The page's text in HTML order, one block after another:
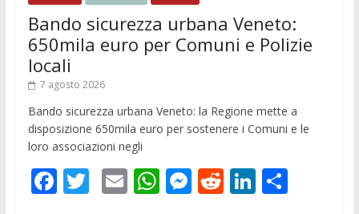
Bando sicurezza urbana Veneto:
650mila euro per Comuni e Polizie
locali
7 agosto 2026
Bando sicurezza urbana Veneto: la Regione mette a
disposizione 650mila euro per sostenere i Comuni e le
loro associazioni negli
F T E W M R Li C